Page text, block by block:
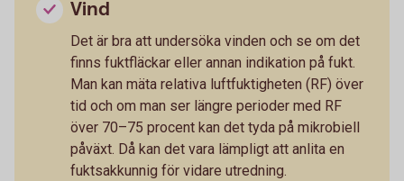
Vind
Det är bra att undersöka vinden och se om det
finns fuktfläckar eller annan indikation på fukt.
Man kan mäta relativa luftfuktigheten (RF) över
tid och om man ser längre perioder med RF
över 70–75 procent kan det tyda på mikrobiell
påväxt. Då kan det vara lämpligt att anlita en
fuktsakkunnig för vidare utredning.